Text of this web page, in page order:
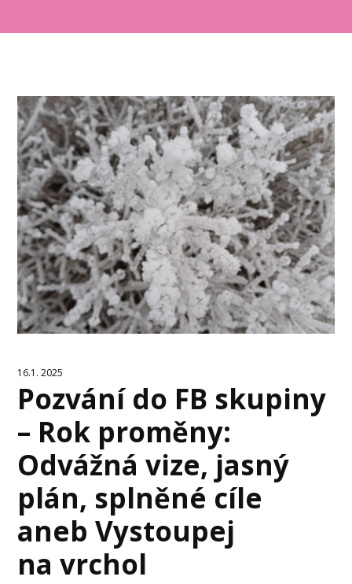
16.1. 2025
Pozvání do FB skupiny
– Rok proměny:
Odvážná vize, jasný
plán, splněné cíle
aneb Vystoupej
na vrchol